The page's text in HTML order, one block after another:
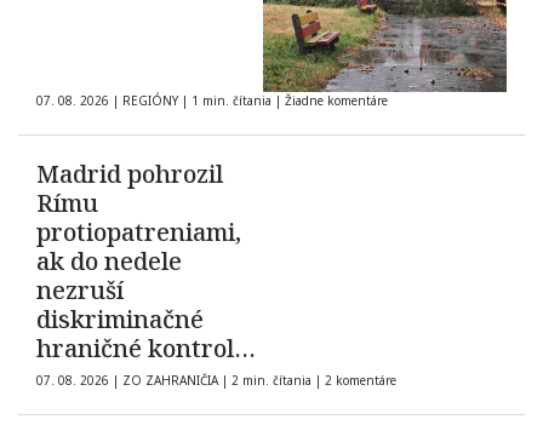
07. 08. 2026 | REGIÓNY | 1 min. čítania | Žiadne komentáre
Madrid pohrozil
Rímu
protiopatreniami,
ak do nedele
nezruší
diskriminačné
hraničné kontroly
španielskych
občanov
07. 08. 2026 | ZO ZAHRANIČIA | 2 min. čítania | 2 komentáre